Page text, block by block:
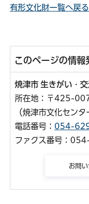
有形文化財一覧へ戻る
このページの情報
焼津市 生きがい・
所在地：〒425-
（焼津市文化センタ
電話番号： 054-
ファクス番号：